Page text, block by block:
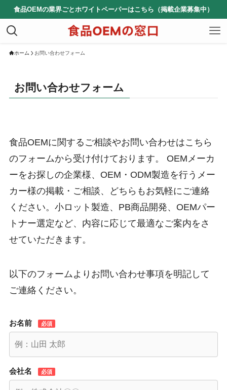
食品OEMの業界ごとホワイトペーパーはこちら（掲載企業募集中）
ホーム お問い合わせフォーム
お問い合わせフォーム
食品OEMに関するご相談やお問い合わせはこちら
のフォームから受け付けております。 OEMメーカ
ーをお探しの企業様、OEM・ODM製造を行うメー
カー様の掲載・ご相談、どちらもお気軽にご連絡
ください。小ロット製造、PB商品開発、OEMパー
トナー選定など、内容に応じて最適なご案内をさ
せていただきます。
以下のフォームよりお問い合わせ事項を明記して
ご連絡ください。
お名前 必須
会社名 必須